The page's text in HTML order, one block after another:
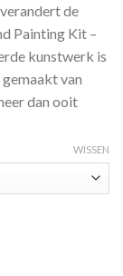
de
Painting Kit –
kunstwerk is
van
dan ooit
WISSEN